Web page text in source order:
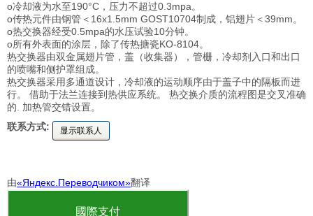
o冷却液为水至190°C，压力不超过0.3mpa。
o传热元件由钢管＜16x1.5mm GOST10704制成，铝翅片＜39mm。
o热交换器经受0.5mpa的水压试验10分钟。
o所有外表面的涂层，除了传热搪瓷KO-8104。
热交换器由双金属翅片管，盖（收集器），管栅，冷却剂入口和出口
的喷嘴和侧护罩组成。
热交换器采用多通道设计，冷却液的运动顺序由于盖子中的隔板而进
行。 借助于法兰连接到热供应系统。 热交换介质的流程图是交叉准确
的. 加热管交错设置。
联系方式:
显示联系人
由«Яндекс.Переводчиком»翻译
國際支付